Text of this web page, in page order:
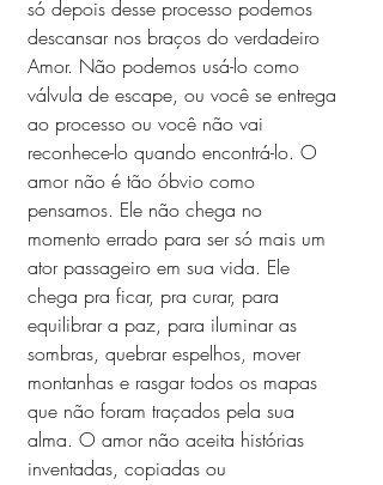
só depois desse processo podemos
descansar nos braços do verdadeiro
Amor. Não podemos usá-lo como
válvula de escape, ou você se entrega
ao processo ou você não vai
reconhece-lo quando encontrá-lo. O
amor não é tão óbvio como
pensamos. Ele não chega no
momento errado para ser só mais um
ator passageiro em sua vida. Ele
chega pra ficar, pra curar, para
equilibrar a paz, para iluminar as
sombras, quebrar espelhos, mover
montanhas e rasgar todos os mapas
que não foram traçados pela sua
alma. O amor não aceita histórias
inventadas, copiadas ou